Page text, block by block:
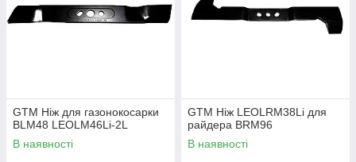
GTM Ніж для газонокосарки
BLM48 LEOLM46Li-2L
В наявності
GTM Ніж LEOLRM38Li для
райдера BRM96
В наявності